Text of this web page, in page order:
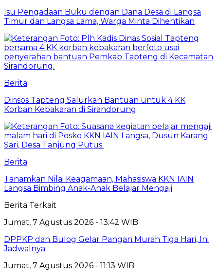
Isu Pengadaan Buku dengan Dana Desa di Langsa
Timur dan Langsa Lama, Warga Minta Dihentikan
Berita
Dinsos Tapteng Salurkan Bantuan untuk 4 KK
Korban Kebakaran di Sirandorung
Berita
Tanamkan Nilai Keagamaan, Mahasiswa KKN IAIN
Langsa Bimbing Anak-Anak Belajar Mengaji
Berita Terkait
Jumat, 7 Agustus 2026 - 13:42 WIB
DPPKP dan Bulog Gelar Pangan Murah Tiga Hari, Ini
Jadwalnya
Jumat, 7 Agustus 2026 - 11:13 WIB